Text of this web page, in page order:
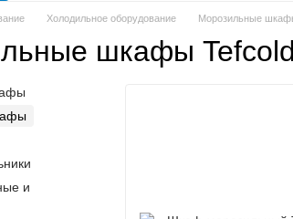
Холодильное оборудование Морозильные
шкафы
и